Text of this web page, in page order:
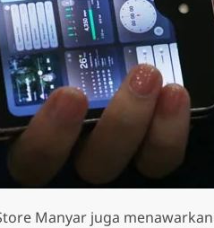
Manyar juga